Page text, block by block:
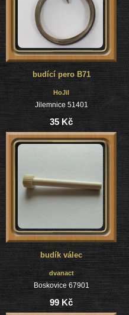
budící pero B71
HoJil
Jilemnice 51401
35 Kč
budík válec
dvanact
Boskovice 67901
99 Kč